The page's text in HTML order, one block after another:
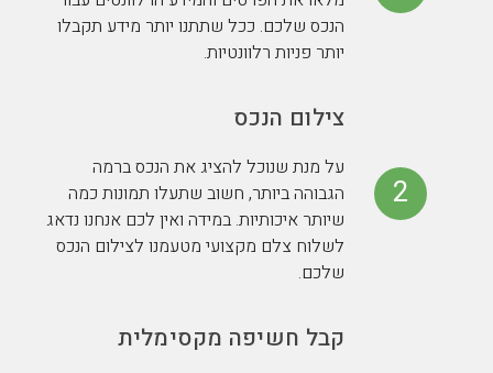
הנכס שלכם. ככל שתתנו יותר מידע תקבלו
יותר פניות רלוונטיות.
2
צילום הנכס
על מנת שנוכל להציג את הנכס ברמה
הגבוהה ביותר, חשוב שתעלו תמונות כמה
שיותר איכותיות. במידה ואין לכם אנחנו נדאג
לשלוח צלם מקצועי מטעמנו לצילום הנכס
שלכם.
קבל חשיפה מקסימלית